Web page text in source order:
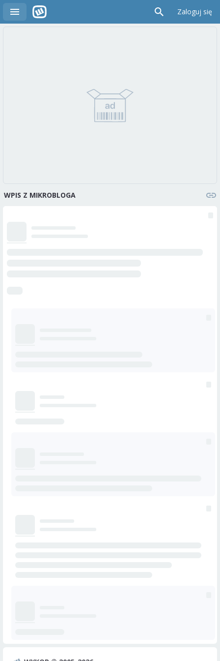
Zaloguj się
WPIS Z MIKROBLOGA